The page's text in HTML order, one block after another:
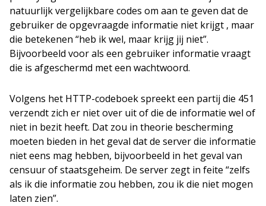
natuurlijk vergelijkbare codes om aan te geven dat de
gebruiker de opgevraagde informatie niet krijgt , maar
die betekenen “heb ik wel, maar krijg jij niet”.
Bijvoorbeeld voor als een gebruiker informatie vraagt
die is afgeschermd met een wachtwoord.
Volgens het HTTP-codeboek spreekt een partij die 451
verzendt zich er niet over uit of die de informatie wel of
niet in bezit heeft. Dat zou in theorie bescherming
moeten bieden in het geval dat de server die informatie
niet eens mag hebben, bijvoorbeeld in het geval van
censuur of staatsgeheim. De server zegt in feite “zelfs
als ik die informatie zou hebben, zou ik die niet mogen
laten zien”.